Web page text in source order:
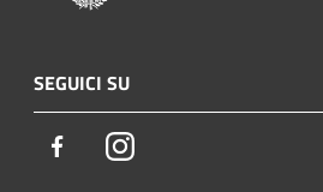
SEGUICI SU
FacebookInstagram